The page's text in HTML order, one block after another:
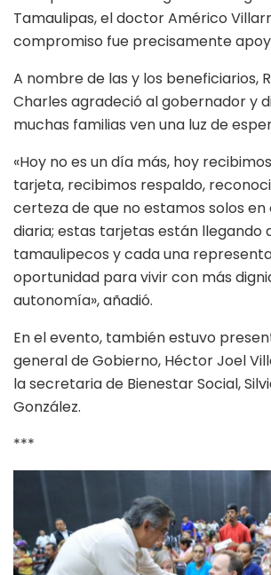
Tamaulipas, el doctor Américo
compromiso fue precisamente
A nombre de las y los beneficiarios,
Charles agradeció al gobernador y
muchas familias ven una luz de
«Hoy no es un día más, hoy
tarjeta, recibimos respaldo,
certeza de que no estamos solos
diaria; estas tarjetas están llegando
tamaulipecos y cada una
oportunidad para vivir con más
autonomía», añadió.
En el evento, también estuvo
general de Gobierno, Héctor Joel
la secretaria de Bienestar Social,
González.
***